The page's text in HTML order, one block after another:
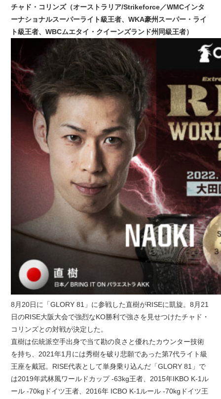
チャド・コリンズ（オーストラリア/Strikeforce／WMCインタ
ーナショナルスーパーライト級王者、WKA豪州スーパー・ライ
ト級王者、WBCムエタイ・クイーンズランド州同級王者）
8月20日に「GLORY 81」に参戦した直樹がRISEに凱旋。8月21
日のRISE大阪大会で強烈なKO勝利で強さを見せつけたチャド・
コリンズとの対戦が決定した。
直樹は伝統派空手出身で当て勘の良さと優れたカウンター技術
を持ち、2021年1月には秀樹を破り悲願であった第7代ライト級
王座を戴冠。RISE代表として単身乗り込んだ「GLORY 81」で
は2019年武林風ワールドカップ -63kg王者、2015年IKBO K-1ル
ール -70kgドイツ王者、2016年 ICBO K-1ルール -70kgドイツ王